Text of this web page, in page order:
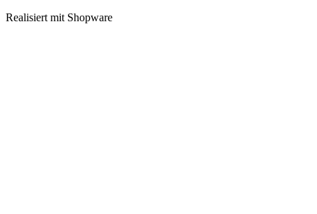
Realisiert mit Shopware